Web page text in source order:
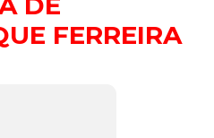
FERREIRA